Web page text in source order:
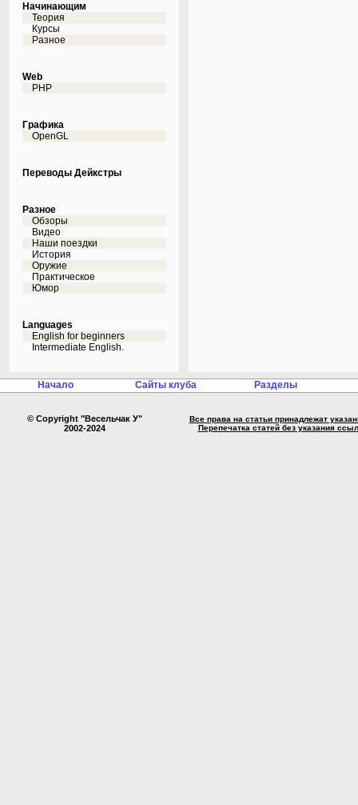
Начинающим
Теория
Курсы
Разное
Web
PHP
Графика
OpenGL
Переводы Дейкстры
Разное
Обзоры
Видео
Наши поездки
История
Оружие
Практическое
Юмор
Languages
English for beginners
Intermediate English.
Начало Сайты клуба Разделы
© Copyright "Весельчак У"
2002-2024
Все права на статьи принадлежат
Перепечатка статей без указания